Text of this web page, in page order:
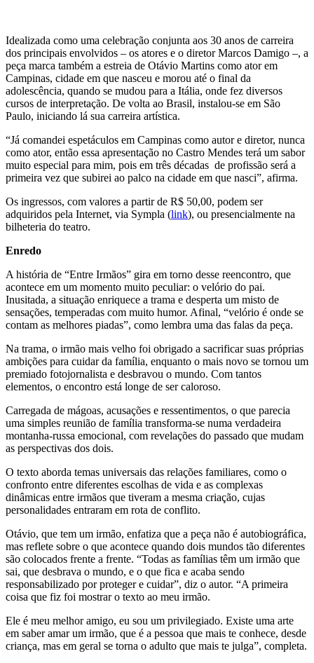
Idealizada como uma celebração conjunta aos 30 anos de carreira
dos principais envolvidos – os atores e o diretor Marcos Damigo –, a
peça marca também a estreia de Otávio Martins como ator em
Campinas, cidade em que nasceu e morou até o final da
adolescência, quando se mudou para a Itália, onde fez diversos
cursos de interpretação. De volta ao Brasil, instalou-se em São
Paulo, iniciando lá sua carreira artística.
“Já comandei espetáculos em Campinas como autor e diretor, nunca
como ator, então essa apresentação no Castro Mendes terá um sabor
muito especial para mim, pois em três décadas de profissão será a
primeira vez que subirei ao palco na cidade em que nasci”, afirma.
Os ingressos, com valores a partir de R$ 50,00, podem ser
adquiridos pela Internet, via Sympla (link), ou presencialmente na
bilheteria do teatro.
Enredo
A história de “Entre Irmãos” gira em torno desse reencontro, que
acontece em um momento muito peculiar: o velório do pai.
Inusitada, a situação enriquece a trama e desperta um misto de
sensações, temperadas com muito humor. Afinal, “velório é onde se
contam as melhores piadas”, como lembra uma das falas da peça.
Na trama, o irmão mais velho foi obrigado a sacrificar suas próprias
ambições para cuidar da família, enquanto o mais novo se tornou um
premiado fotojornalista e desbravou o mundo. Com tantos
elementos, o encontro está longe de ser caloroso.
Carregada de mágoas, acusações e ressentimentos, o que parecia
uma simples reunião de família transforma-se numa verdadeira
montanha-russa emocional, com revelações do passado que mudam
as perspectivas dos dois.
O texto aborda temas universais das relações familiares, como o
confronto entre diferentes escolhas de vida e as complexas
dinâmicas entre irmãos que tiveram a mesma criação, cujas
personalidades entraram em rota de conflito.
Otávio, que tem um irmão, enfatiza que a peça não é autobiográfica,
mas reflete sobre o que acontece quando dois mundos tão diferentes
são colocados frente a frente. “Todas as famílias têm um irmão que
sai, que desbrava o mundo, e o que fica e acaba sendo
responsabilizado por proteger e cuidar”, diz o autor. “A primeira
coisa que fiz foi mostrar o texto ao meu irmão.
Ele é meu melhor amigo, eu sou um privilegiado. Existe uma arte
em saber amar um irmão, que é a pessoa que mais te conhece, desde
criança, mas em geral se torna o adulto que mais te julga”, completa.